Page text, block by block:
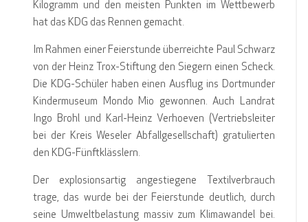
Kilogramm und den meisten Punkten im Wettbewerb
hat das KDG das Rennen gemacht.
Im Rahmen einer Feierstunde überreichte Paul Schwarz
von der Heinz Trox-Stiftung den Siegern einen Scheck.
Die KDG-Schüler haben einen Ausflug ins Dortmunder
Kindermuseum Mondo Mio gewonnen. Auch Landrat
Ingo Brohl und Karl-Heinz Verhoeven (Vertriebsleiter
bei der Kreis Weseler Abfallgesellschaft) gratulierten
den KDG-Fünftklässlern.
Der explosionsartig angestiegene Textilverbrauch
trage, das wurde bei der Feierstunde deutlich, durch
seine Umweltbelastung massiv zum Klimawandel bei.